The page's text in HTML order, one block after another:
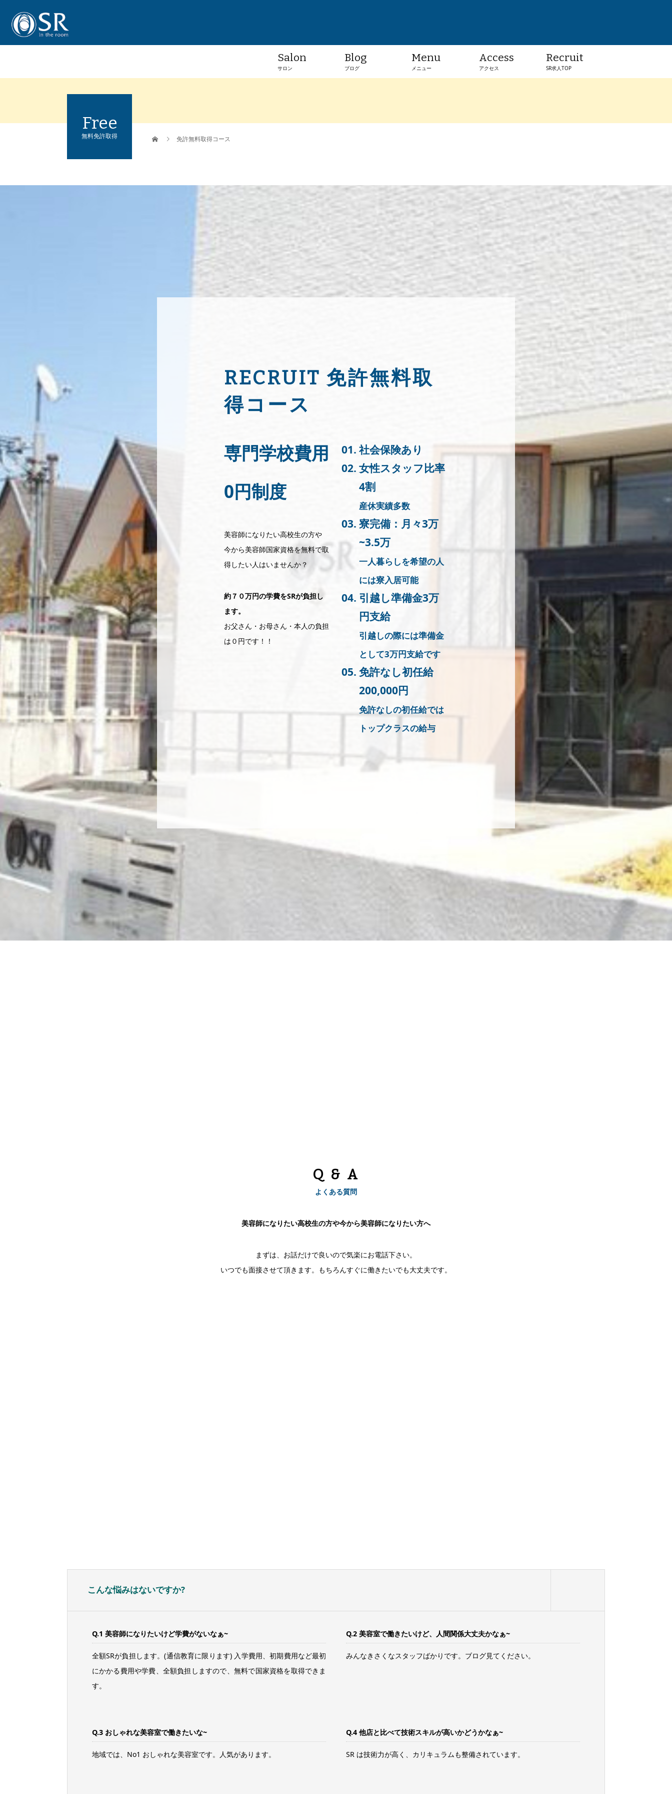
Salon
サロン
Blog
ブログ
Menu
メニュー
Access
アクセス
Recruit
SR求人TOP
Free
無料免許取得 免許無料取得コース
RECRUIT 免許無料取
得コース
専門学校費用
0円制度
美容師になりたい高校生の方や
今から美容師国家資格を無料で取
得したい人はいませんか？
約７０万円の学費をSRが負担し
ます。
お父さん・お母さん・本人の負担
は０円です！！
社会保険あり
女性スタッフ比率
4割
産休実績多数
寮完備：月々3万
~3.5万
一人暮らしを希望の人
には寮入居可能
引越し準備金3万
円支給
引越しの際には準備金
として3万円支給です
免許なし初任給
200,000円
免許なしの初任給では
トップクラスの給与
Q & A
よくある質問
美容師になりたい高校生の方や今から美容師になりたい方へ
まずは、お話だけで良いので気楽にお電話下さい。
​いつでも面接させて頂きます。もちろんすぐに働きたいでも大丈夫です。
こんな悩みはないですか?
Q.1 美容師になりたいけど学費がないなぁ~
全額SRが負担します。(通信教育に限ります) 入学費用、初期費用など最初
にかかる費用や学費、全額負担しますので、無料で国家資格を取得できま
す。
Q.2 美容室で働きたいけど、人間関係大丈夫かなぁ~
みんなきさくなスタッフばかりです。ブログ見てください。
Q.3 おしゃれな美容室で働きたいな~
地域では、No1 おしゃれな美容室です。人気があります。
Q.4 他店と比べて技術スキルが高いかどうかなぁ~
SR は技術力が高く、カリキュラムも整備されています。 ​